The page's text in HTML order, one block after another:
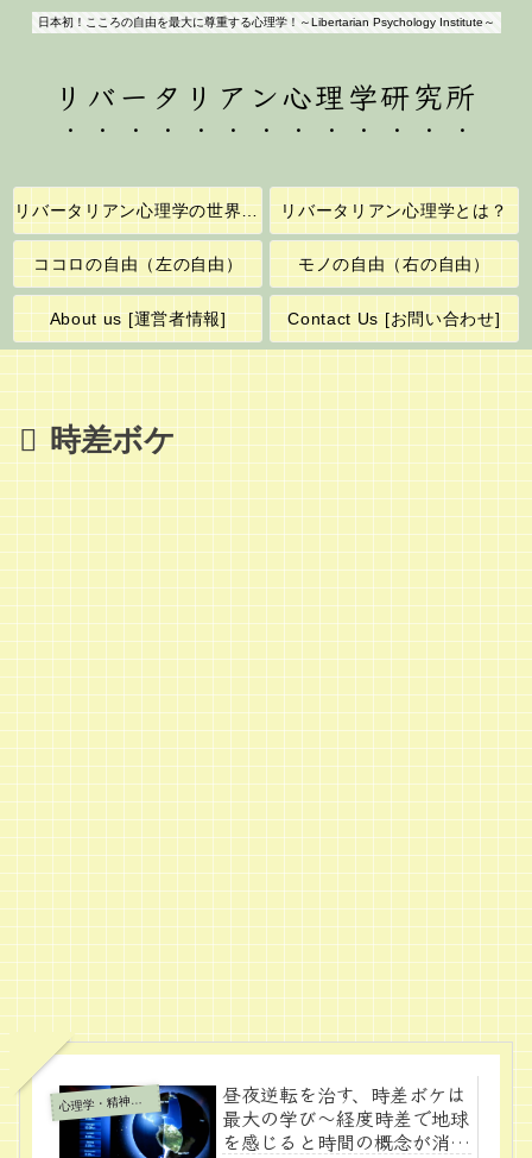
日本初！こころの自由を最大に尊重する心理学！～Libertarian Psychology Institute～
リバータリアン心理学研究所
リバータリアン心理学の世界へようこそ！ リバータリアン心理学とは？
ココロの自由（左の自由） モノの自由（右の自由）
About us [運営者情報] Contact Us [お問い合わせ]
時差ボケ
心
理学・精神医学
昼夜逆転を治す、時差ボケは
最大の学び～経度時差で地球
を感じると時間の概念が消え